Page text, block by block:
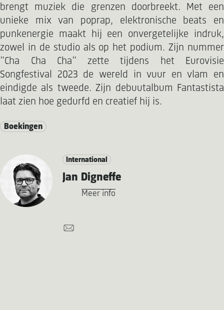
brengt muziek die grenzen doorbreekt. Met een
unieke mix van poprap, elektronische beats en
punkenergie maakt hij een onvergetelijke indruk,
zowel in de studio als op het podium. Zijn nummer
"Cha Cha Cha" zette tijdens het Eurovisie
Songfestival 2023 de wereld in vuur en vlam en
eindigde als tweede. Zijn debuutalbum Fantastista
laat zien hoe gedurfd en creatief hij is.
Boekingen
International
Jan Digneffe
Meer info